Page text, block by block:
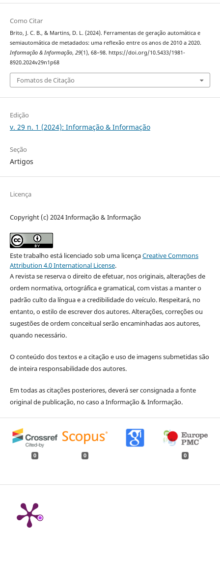
Como Citar
Brito, J. C. B., & Martins, D. L. (2024). Ferramentas de geração automática e
semiautomática de metadados: uma reflexão entre os anos de 2010 a 2020.
Informação & Informação, 29(1), 68–98. https://doi.org/10.5433/1981-
8920.2024v29n1p68
Fomatos de Citação
Edição
v. 29 n. 1 (2024): Informação & Informação
Seção
Artigos
Licença
Copyright (c) 2024 Informação & Informação
Este trabalho está licenciado sob uma licençaCreative Commons
Attribution 4.0 International License.
A revista se reserva o direito de efetuar, nos originais, alterações de
ordem normativa, ortográfica e gramatical, com vistas a manter o
padrão culto da língua e a credibilidade do veículo. Respeitará, no
entanto, o estilo de escrever dos autores. Alterações, correções ou
sugestões de ordem conceitual serão encaminhadas aos autores,
quando necessário.
O conteúdo dos textos e a citação e uso de imagens submetidas são
de inteira responsabilidade dos autores.
Em todas as citações posteriores, deverá ser consignada a fonte
original de publicação, no caso a Informação & Informação.
0 0 0